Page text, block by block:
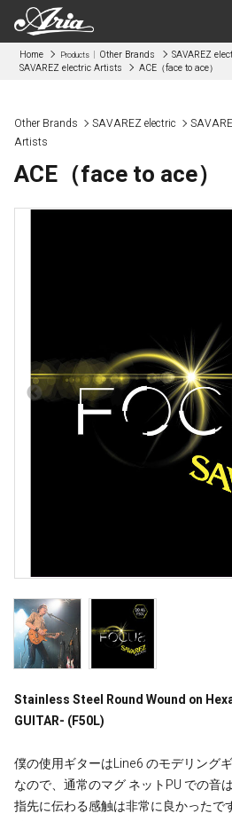
Home Products Other Brands
SAVAREZ
SAVAREZ electric Artists
ACE（face to ace）
Other Brands SAVAREZ electric
Artists
ACE（face to ace）
Stainless Steel Round Wound on
GUITAR- (F50L)
僕の使用ギターはLine6 のモデリング
なので、通常のマグ ネットPU での音
指先に伝わる感触は非常に良かったで